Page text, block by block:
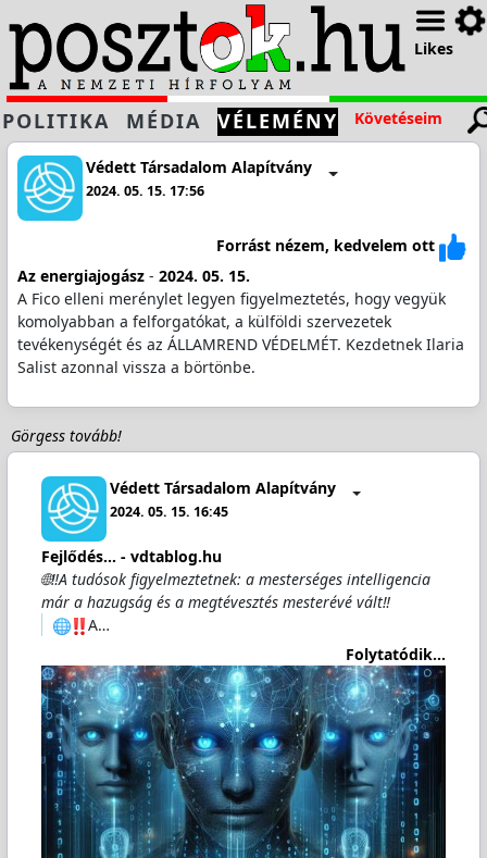
Likes
POLITIKA MÉDIA VÉLEMÉNY Követéseim
Védett Társadalom Alapítvány
2024. 05. 15. 17:56
Forrást nézem, kedvelem ott
Az energiajogász- 2024. 05. 15.
A Fico elleni merénylet legyen figyelmeztetés, hogy vegyük
komolyabban a felforgatókat, a külföldi szervezetek
tevékenységét és az ÁLLAMREND VÉDELMÉT. Kezdetnek Ilaria
Salist azonnal vissza a börtönbe.
Görgess tovább!
Védett Társadalom Alapítvány
2024. 05. 15. 16:45
Fejlődés… - vdtablog.hu
🌐‼️A tudósok figyelmeztetnek: a mesterséges intelligencia
már a hazugság és a megtévesztés mesterévé vált‼️
️A…
Folytatódik...